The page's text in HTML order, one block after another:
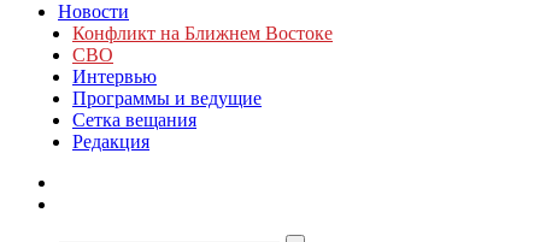
Новости
Конфликт на Ближнем Востоке
СВО
Интервью
Программы и ведущие
Сетка вещания
Редакция